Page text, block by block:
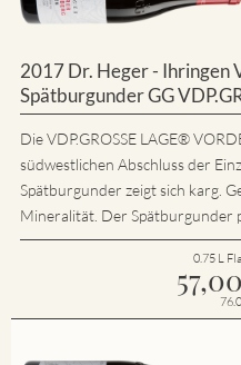
2017 Dr. Heger - Ihringen
Spätburgunder GG
Die VDP.GROSSE LAGE®
südwestlichen Abschluss der
Spätburgunder zeigt sich karg.
Mineralität. Der Spätburgunder
0.75 L
57,00